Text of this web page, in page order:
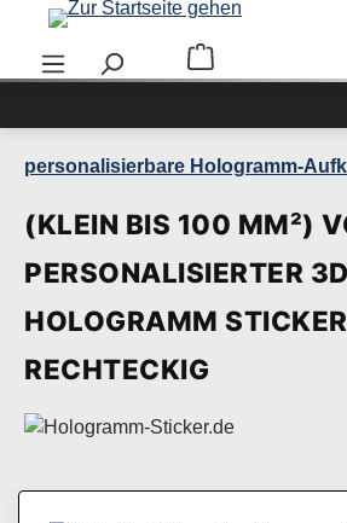
Zum Hauptinhalt springen
Warenkorb
personalisierbare Hologramm-
(KLEIN BIS 100 MM²)
PERSONALISIERTER 3D
HOLOGRAMM
RECHTECKIG